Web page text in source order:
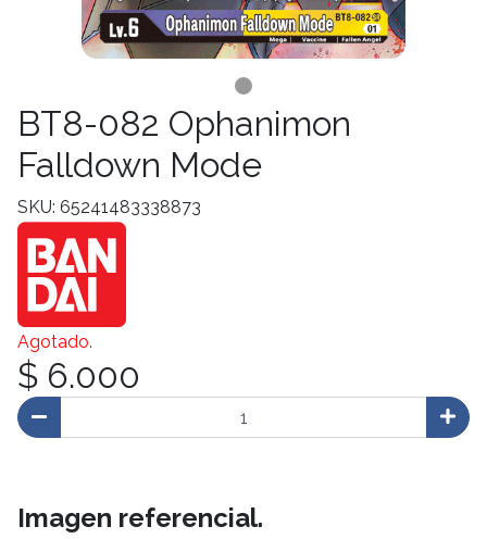
BT8-082 Ophanimon
Falldown Mode
SKU: 65241483338873
Agotado.
$ 6.000
Imagen referencial.